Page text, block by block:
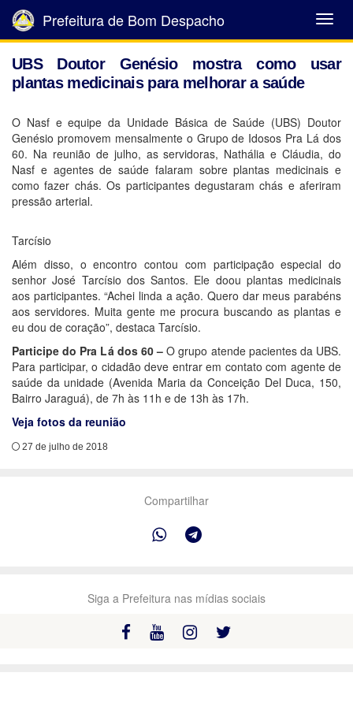
Abrir
Menu
Prefeitura de Bom Despacho
UBS Doutor Genésio mostra como usar
plantas medicinais para melhorar a saúde
O Nasf e equipe da Unidade Básica de Saúde (UBS) Doutor
Genésio promovem mensalmente o Grupo de Idosos Pra Lá dos
60. Na reunião de julho, as servidoras, Nathália e Cláudia, do
Nasf e agentes de saúde falaram sobre plantas medicinais e
como fazer chás. Os participantes degustaram chás e aferiram
pressão arterial.
Tarcísio
Além disso, o encontro contou com participação especial do
senhor José Tarcísio dos Santos. Ele doou plantas medicinais
aos participantes. “Achei linda a ação. Quero dar meus parabéns
aos servidores. Muita gente me procura buscando as plantas e
eu dou de coração”, destaca Tarcísio.
Participe do Pra Lá dos 60 – O grupo atende pacientes da UBS.
Para participar, o cidadão deve entrar em contato com agente de
saúde da unidade (Avenida Maria da Conceição Del Duca, 150,
Bairro Jaraguá), de 7h às 11h e de 13h às 17h.
Veja fotos da reunião
27 de julho de 2018
Compartilhar
Siga a Prefeitura nas mídias sociais